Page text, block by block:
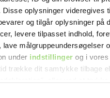
oplysninger videregives
og tilgår oplysninger på
levere tilpasset indhold,
lave målgruppeundersøgelser
under indstillinger og i vores
trække dit samtykke tilbage